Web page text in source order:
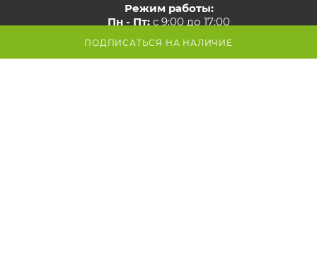
ПОДПИСАТЬСЯ НА НАЛИЧИЕ
Режим работы:
Пн - Пт: с 9:00 до 17:00
Внимание! Со стороны ул. Карвата